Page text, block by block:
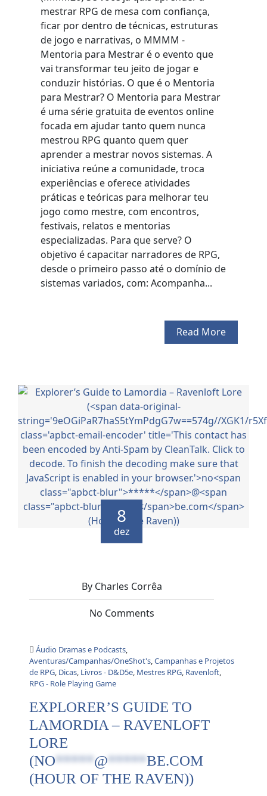
mestrar RPG de mesa com confiança,
ficar por dentro de técnicas, estruturas
de jogo e narrativas, o MMMM -
Mentoria para Mestrar é o evento que
vai transformar teu jeito de jogar e
conduzir histórias. O que é o Mentoria
para Mestrar? O Mentoria para Mestrar
é uma série gratuita de eventos online
focada em ajudar tanto quem nunca
mestrou RPG quanto quem quer
aprender a mestrar novos sistemas. A
iniciativa reúne a comunidade, troca
experiências e oferece atividades
práticas e teóricas para melhorar teu
jogo como mestre, com encontros,
festivais, relatos e mentorias
especializadas. Para que serve? O
objetivo é capacitar narradores de RPG,
desde o primeiro passo até o domínio de
sistemas variados, com: Acompanha...
Read More
8
dez
By Charles Corrêa
No Comments
Áudio Dramas e Podcasts,
Aventuras/Campanhas/OneShot's,Campanhas e Projetos
de RPG, Dicas, Livros - D&D5e, Mestres RPG, Ravenloft,
RPG - Role Playing Game
EXPLORER’S GUIDE TO
LAMORDIA – RAVENLOFT
LORE
(NO*****@*****BE.COM
(HOUR OF THE RAVEN))